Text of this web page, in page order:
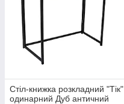
Стіл-книжка розкладний "Тік"
одинарний Дуб античний